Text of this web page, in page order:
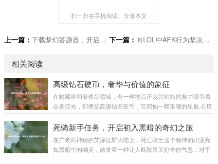
扫一扫在手机阅读、分享本文
上一篇： 下载梦幻答题器，开启全新答题体验 下一篇： 向LOL中AFK行为坚决说不
相关阅读
高级钻石硬币，奢华与价值的象征
在收藏界和奢侈品领域，有一样物品正以其独特的魅力吸引着
众多目光，那便是高级钻石硬币，它宛如一颗璀璨的星辰,在历
史与现代的交织中散发着迷人的光芒。 高级钻石硬币并非普通
的货币，它是艺术与工艺的完美融合，从外观上看，每一枚高
级钻石硬币都像是一件精心雕琢的艺术品，硬币的主体部分通
常由高品质的贵金属制成，如黄金、白银等，这些金属本身就
具有极高的价值和质感，它们的表面被工匠们运用精妙的工艺
死骑新手任务，开启初入黑暗的奇幻之旅
在广袤而神秘的艾泽拉斯大陆上，死亡骑士这个独特的职业宛
如黑暗中的幽灵，散发着一种让人既敬畏又好奇的气息，对于
每一个初入这个职业世界的新手来说，死骑新手任务就像是一